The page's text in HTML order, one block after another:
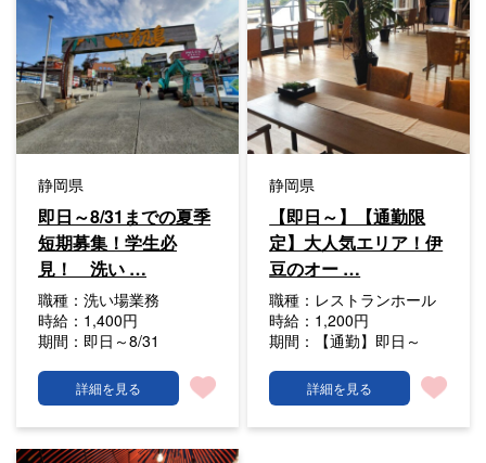
静岡県
即日～8/31までの夏季
短期募集！学生必
見！ 洗い …
職種： 洗い場業務
時給： 1,400円
期間： 即日～8/31
詳細を見る
静岡県
【即日～】【通勤限
定】大人気エリア！伊
豆のオー …
職種： レストランホール
時給： 1,200円
期間：
【通勤】即日～
詳細を見る